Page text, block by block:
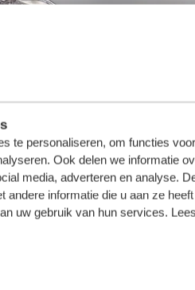
te personaliseren, om functies
Ook delen we informatie
media, adverteren en analyse.
andere informatie die u aan ze heeft
uw gebruik van hun services.
serieuze en belangrijke
de bruiloft; heel veel
de trouwplannen en het